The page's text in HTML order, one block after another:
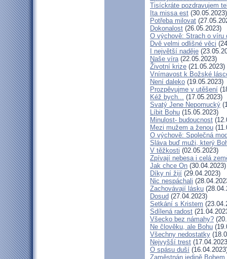
Tisíckráte pozdravujem
Ita missa est (30.05.2023)
Potřeba milovat
Dokonalost (26.05.2023)
O výchově: Strach o víru
Dvě velmi odlišné věci
I největší naděje
Naše víra(22.05.2023)
Životní krize (21.05.2023)
Vnímavost k Božské
Není daleko (19.05.2023)
Prozpěvujme v utěšení
Kéž bych... (17.05.2023)
Svatý Jene Nepomucký
Líbit Bohu (15.05.2023)
Minulost- budoucnost
Mezi mužem a ženou
O výchově: Společná
Sláva buď muži, který
V těžkosti (02.05.2023)
Zpívají nebesa i celá
Jak chce On (30.04.2023)
Díky ní žijí (29.04.2023)
Nic nespáchali
Zachovávají lásku
Dosud (27.04.2023)
Setkání s Kristem
Sdílená radost
Všecko bez námahy?
Ne člověku, ale Bohu
Všechny nedostatky
Nejvyšší trest
O spásu duší
Zaměstnán jedině Bohem